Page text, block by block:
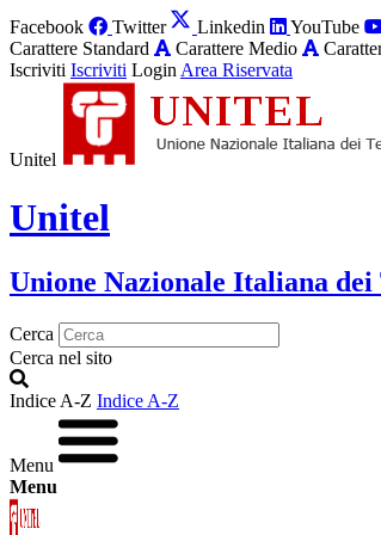
Facebook Twitter Linkedin YouTube
Carattere Standard
Carattere Medio
Iscriviti Iscriviti Login Area Riservata
Unitel
Unitel
Unione Nazionale Italiana
Cerca
Cerca nel sito
Indice A-Z Indice A-Z
Menu
Menu